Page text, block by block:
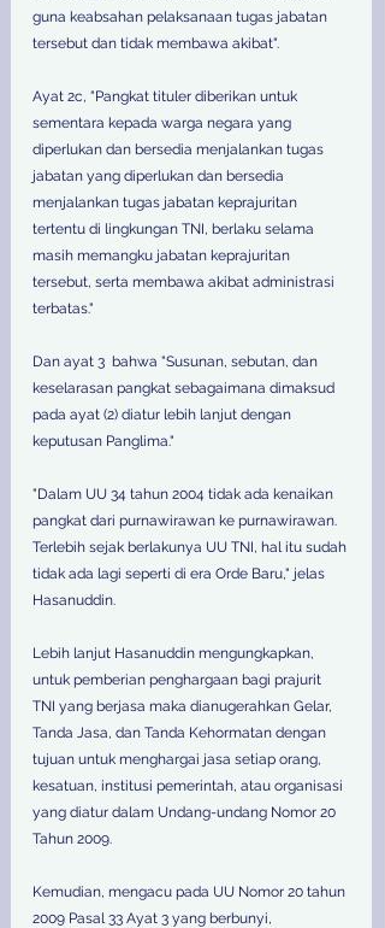
guna keabsahan pelaksanaan tugas jabatan
tersebut dan tidak membawa akibat".
Ayat 2c, "Pangkat tituler diberikan untuk
sementara kepada warga negara yang
diperlukan dan bersedia menjalankan tugas
jabatan yang diperlukan dan bersedia
menjalankan tugas jabatan keprajuritan
tertentu di lingkungan TNI, berlaku selama
masih memangku jabatan keprajuritan
tersebut, serta membawa akibat administrasi
terbatas."
Dan ayat 3  bahwa "Susunan, sebutan, dan
keselarasan pangkat sebagaimana dimaksud
pada ayat (2) diatur lebih lanjut dengan
keputusan Panglima."
"Dalam UU 34 tahun 2004 tidak ada kenaikan
pangkat dari purnawirawan ke purnawirawan.
Terlebih sejak berlakunya UU TNI, hal itu sudah
tidak ada lagi seperti di era Orde Baru," jelas
Hasanuddin.
Lebih lanjut Hasanuddin mengungkapkan,
untuk pemberian penghargaan bagi prajurit
TNI yang berjasa maka dianugerahkan Gelar,
Tanda Jasa, dan Tanda Kehormatan dengan
tujuan untuk menghargai jasa setiap orang,
kesatuan, institusi pemerintah, atau organisasi
yang diatur dalam Undang-undang Nomor 20
Tahun 2009.
Kemudian, mengacu pada UU Nomor 20 tahun
2009 Pasal 33 Ayat 3 yang berbunyi,